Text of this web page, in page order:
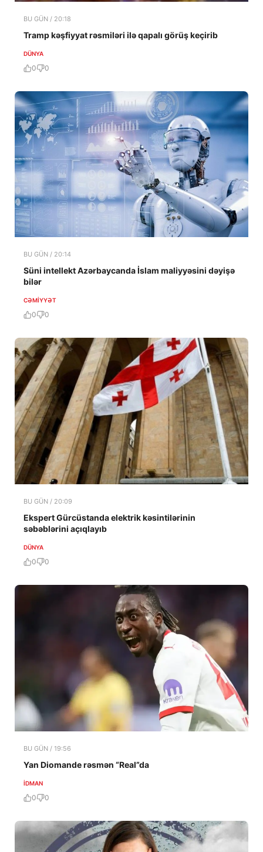
BU GÜN / 20:18
Tramp kəşfiyyat rəsmiləri ilə qapalı görüş keçirib
DÜNYA
0 0
BU GÜN / 20:14
Süni intellekt Azərbaycanda İslam maliyyəsini dəyişə
bilər
CƏMIYYƏT
0 0
BU GÜN / 20:09
Ekspert Gürcüstanda elektrik kəsintilərinin
səbəblərini açıqlayıb
DÜNYA
0 0
BU GÜN / 19:56
Yan Diomande rəsmən “Real”da
İDMAN
0 0